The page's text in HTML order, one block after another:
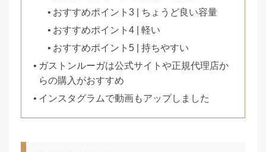
おすすめポイント3 | ちょうど良い容量
おすすめポイント4 | 軽い
おすすめポイント5 | 持ちやすい
ガストンルーガは公式サイトや正規代理店か
らの購入がおすすめ
インスタグラムで動画もアップしました